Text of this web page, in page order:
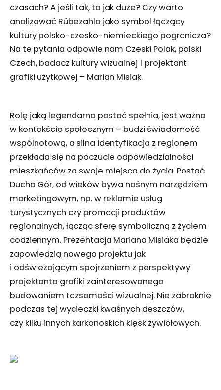
czasach? A jeśli tak, to jak duże? Czy warto
analizować Rübezahla jako symbol łączący
kultury polsko-czesko-niemieckiego pogranicza?
Na te pytania odpowie nam Czeski Polak, polski
Czech, badacz kultury wizualnej i projektant
grafiki użytkowej – Marian Misiak.
Rolę jaką legendarna postać spełnia, jest ważna
w kontekście społecznym – budzi świadomość
wspólnotową, a silna identyfikacja z regionem
przekłada się na poczucie odpowiedzialności
mieszkańców za swoje miejsca do życia. Postać
Ducha Gór, od wieków bywa nośnym narzędziem
marketingowym, np. w reklamie usług
turystycznych czy promocji produktów
regionalnych, łącząc sferę symboliczną z życiem
codziennym. Prezentacja Mariana Misiaka będzie
zapowiedzią nowego projektu jak
i odświeżającym spojrzeniem z perspektywy
projektanta grafiki zainteresowanego
budowaniem tożsamości wizualnej. Nie zabraknie
podczas tej wycieczki kwaśnych deszczów,
czy kilku innych karkonoskich klęsk żywiołowych.